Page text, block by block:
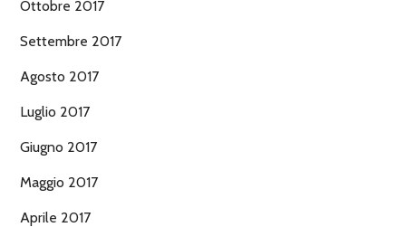
Ottobre 2017
Settembre 2017
Agosto 2017
Luglio 2017
Giugno 2017
Maggio 2017
Aprile 2017